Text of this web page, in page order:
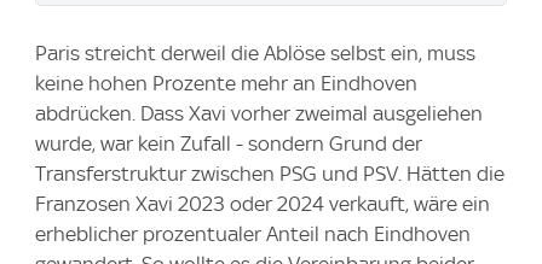
Paris streicht derweil die Ablöse selbst ein, muss
keine hohen Prozente mehr an Eindhoven
abdrücken. Dass Xavi vorher zweimal ausgeliehen
wurde, war kein Zufall - sondern Grund der
Transferstruktur zwischen PSG und PSV. Hätten die
Franzosen Xavi 2023 oder 2024 verkauft, wäre ein
erheblicher prozentualer Anteil nach Eindhoven